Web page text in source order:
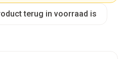
terug in voorraad is